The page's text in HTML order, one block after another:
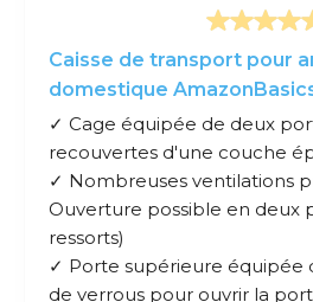
Caisse de transport pour
domestique
✓ Cage équipée de deux
recouvertes d'une couche
✓ Nombreuses ventilations
Ouverture possible en deux
ressorts)
✓ Porte supérieure équipée
de verrous pour ouvrir la